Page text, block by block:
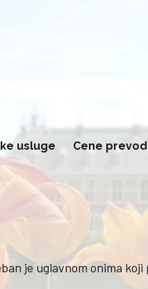
usluge Cene
je uglavnom onima